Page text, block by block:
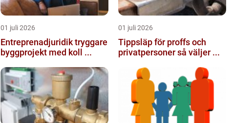
01 juli 2026
Entreprenadjuridik tryggare
byggprojekt med koll ...
01 juli 2026
Tippsläp för proffs och
privatpersoner så väljer ...